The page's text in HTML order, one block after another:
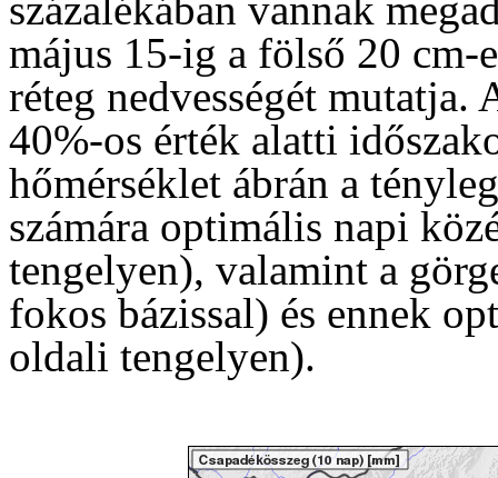
május 15-ig a fölső 20 cm-
réteg nedvességét
40%-os érték alatti
hőmérséklet ábrán a
számára optimális napi
tengelyen), valamint a
fokos bázissal) és ennek
oldali tengelyen).